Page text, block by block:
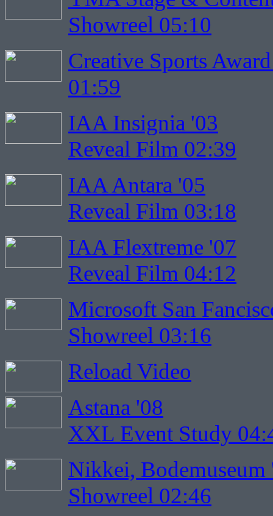
Showreel 05:10
Creative Sports
01:59
IAA Insignia '03
Reveal Film 02:39
IAA Antara '05
Reveal Film 03:18
IAA Flextreme '07
Reveal Film 04:12
Microsoft San
Showreel 03:16
Reload Video
Astana '08
XXL Event Study
Nikkei, Bodemuseum
Showreel 02:46